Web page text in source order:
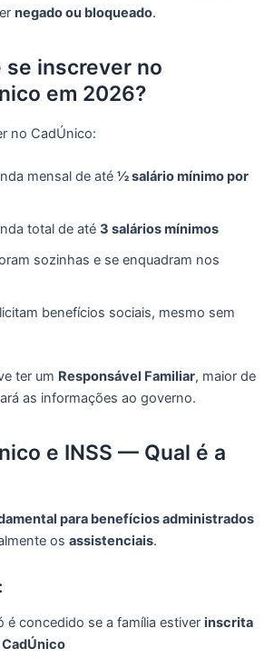
negado ou bloqueado.
se inscrever no
em 2026?
no CadÚnico:
mensal de até ½ salário mínimo por
total de até 3 salários mínimos
sozinhas e se enquadram nos
benefícios sociais, mesmo sem
ter um Responsável Familiar, maior de
as informações ao governo.
e INSS — Qual é a
para benefícios administrados
os assistenciais.
é concedido se a família estiver inscrita